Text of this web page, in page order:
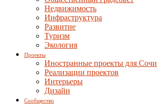
Недвижимость
Инфраструктура
Развитие
Туризм
Экология
Проекты
Иностранные проекты для Сочи
Реализации проектов
Интерьеры
Дизайн
Сообщество